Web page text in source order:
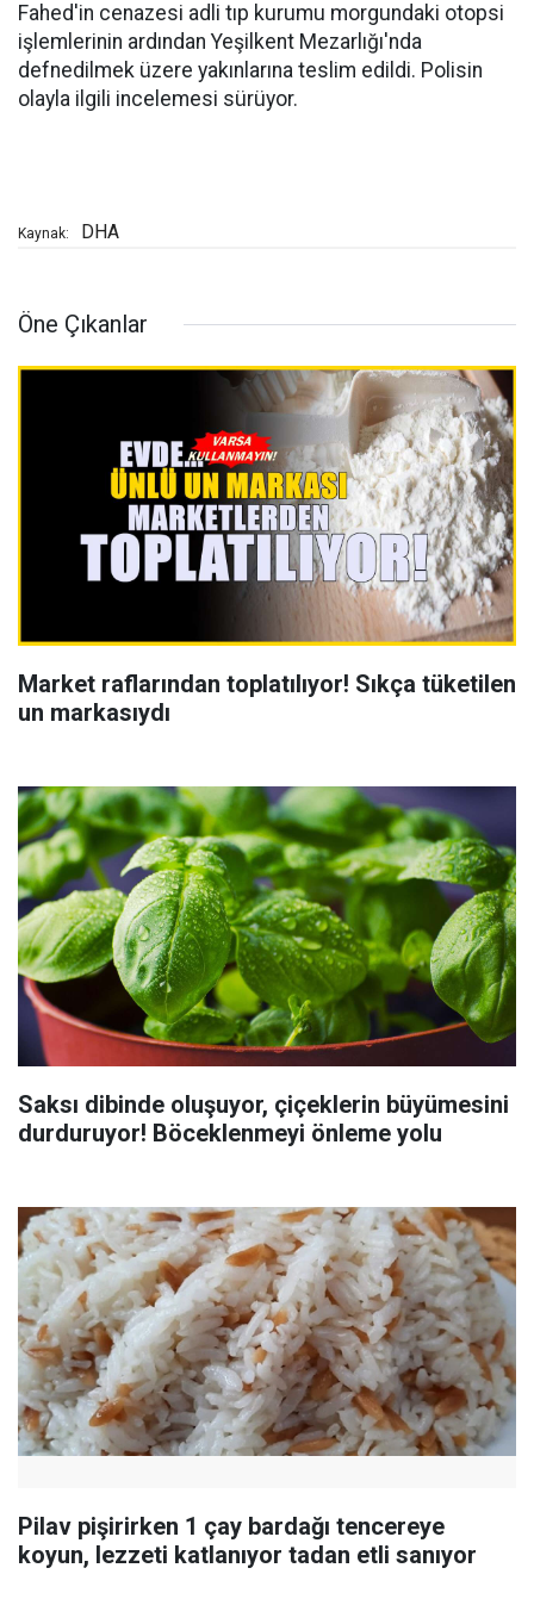
Fahed'in cenazesi adli tıp kurumu morgundaki otopsi
işlemlerinin ardından Yeşilkent Mezarlığı'nda
defnedilmek üzere yakınlarına teslim edildi. Polisin
olayla ilgili incelemesi sürüyor.
Kaynak: DHA
Öne Çıkanlar
Market raflarından toplatılıyor! Sıkça tüketilen
un markasıydı
Saksı dibinde oluşuyor, çiçeklerin büyümesini
durduruyor! Böceklenmeyi önleme yolu
Pilav pişirirken 1 çay bardağı tencereye
koyun, lezzeti katlanıyor tadan etli sanıyor